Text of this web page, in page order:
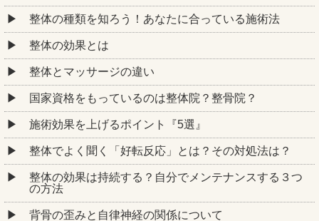
整体の種類を知ろう！あなたに合っている施術法
整体の効果とは
整体とマッサージの違い
国家資格をもっているのは整体院？整骨院？
施術効果を上げるポイント『5選』
整体でよく聞く「好転反応」とは？その対処法は？
整体の効果は持続する？自分でメンテナンスする３つ
の方法
背骨の歪みと自律神経の関係について